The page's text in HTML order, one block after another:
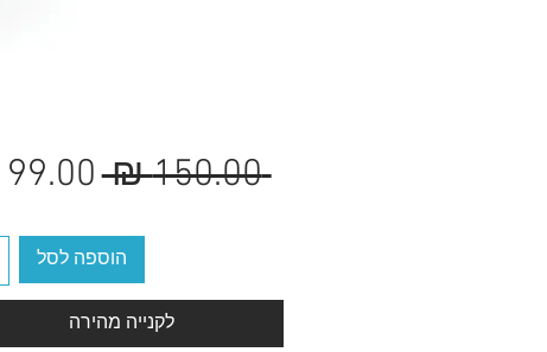
‏150.00 ‏₪
מחיר
הוספה לסל
לקנייה מהירה